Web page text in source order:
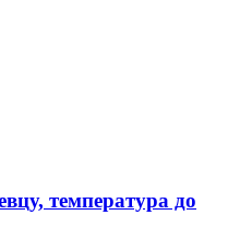
температура до